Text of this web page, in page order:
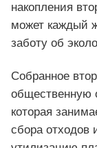
накопления
может каждый
заботу об
Собранное
общественную
которая
сбора отходов